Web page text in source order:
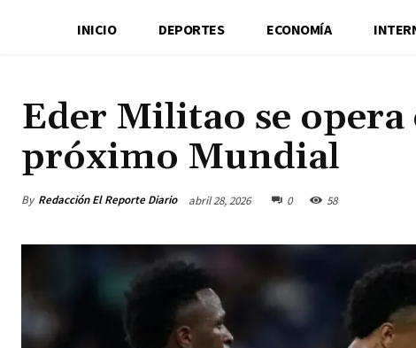
INICIO DEPORTES ECONOMÍA
Eder Militao se opera
próximo Mundial
By Redacción El Reporte Diario abril 28, 2026 0 58